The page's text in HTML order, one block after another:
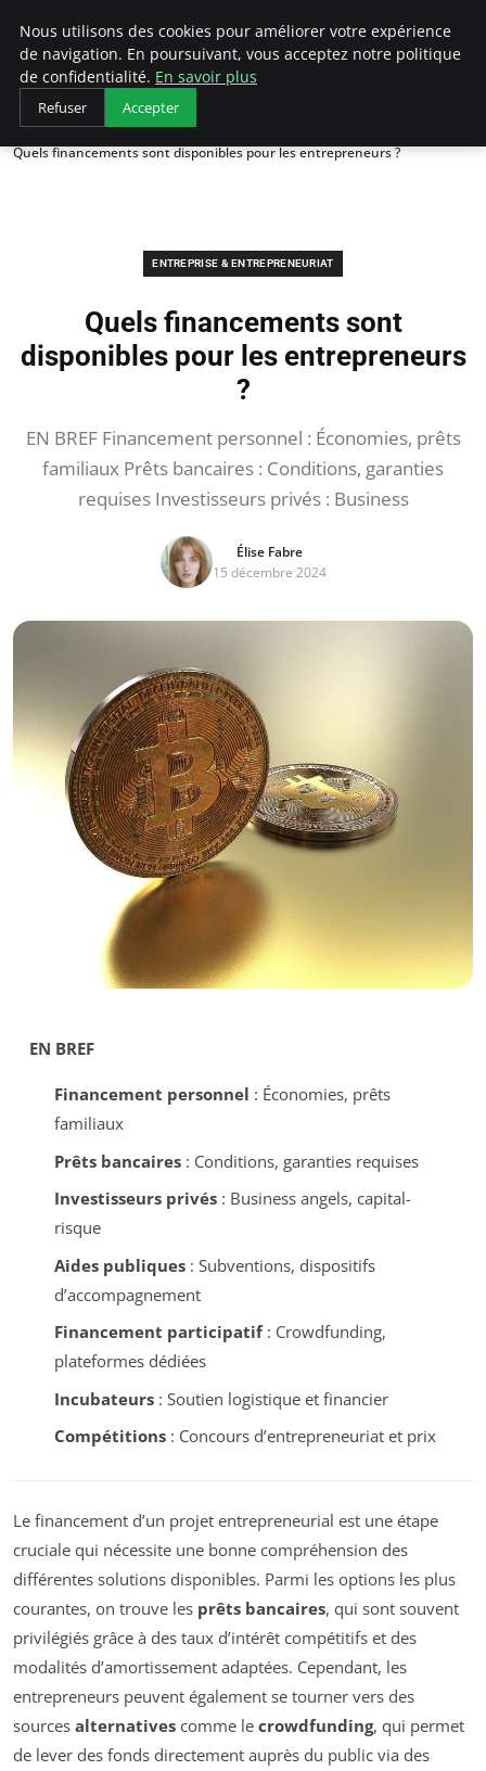
LECFCM
Accueil
Entreprise & Entrepreneuriat
Quels financements sont disponibles pour les entrepreneurs ?
ENTREPRISE & ENTREPRENEURIAT
Quels financements sont
disponibles pour les entrepreneurs
?
EN BREF Financement personnel : Économies, prêts
familiaux Prêts bancaires : Conditions, garanties
requises Investisseurs privés : Business
Élise Fabre
15 décembre 2024
EN BREF
Financement personnel : Économies, prêts
familiaux
Prêts bancaires: Conditions, garanties requises
Investisseurs privés: Business angels, capital-
risque
Aides publiques: Subventions, dispositifs
d’accompagnement
Financement participatif: Crowdfunding,
plateformes dédiées
Incubateurs: Soutien logistique et financier
Compétitions: Concours d’entrepreneuriat et prix
Le financement d’un projet entrepreneurial est une étape
cruciale qui nécessite une bonne compréhension des
différentes solutions disponibles. Parmi les options les plus
courantes, on trouve les prêts bancaires, qui sont souvent
privilégiés grâce à des taux d’intérêt compétitifs et des
modalités d’amortissement adaptées. Cependant, les
entrepreneurs peuvent également se tourner vers des
sources alternatives comme le crowdfunding, qui permet
de lever des fonds directement auprès du public via des
Nous utilisons des cookies pour améliorer votre expérience
de navigation. En poursuivant, vous acceptez notre politique
de confidentialité. En savoir plus
Refuser Accepter